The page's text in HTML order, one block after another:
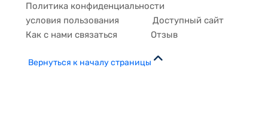
Политика конфиденциальности
условия пользования
Доступный сайт
Как с нами связаться
Отзыв
Вернуться к началу страницы